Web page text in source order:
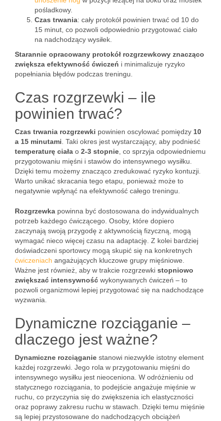
pośladkowy.
Czas trwania: cały protokół powinien trwać od 10 do
15 minut, co pozwoli odpowiednio przygotować ciało
na nadchodzący wysiłek.
Starannie opracowany protokół rozgrzewkowy znacząco
zwiększa efektywność ćwiczeń i minimalizuje ryzyko
popełniania błędów podczas treningu.
Czas rozgrzewki – ile
powinien trwać?
Czas trwania rozgrzewki powinien oscylować pomiędzy 10
a 15 minutami . Taki okres jest wystarczający, aby podnieść
temperaturę ciała o 2-3 stopnie , co sprzyja odpowiedniemu
przygotowaniu mięśni i stawów do intensywnego wysiłku.
Dzięki temu możemy znacząco zredukować ryzyko kontuzji.
Warto unikać skracania tego etapu, ponieważ może to
negatywnie wpłynąć na efektywność całego treningu.
Rozgrzewka powinna być dostosowana do indywidualnych
potrzeb każdego ćwiczącego. Osoby, które dopiero
zaczynają swoją przygodę z aktywnością fizyczną, mogą
wymagać nieco więcej czasu na adaptację. Z kolei bardziej
doświadczeni sportowcy mogą skupić się na konkretnych
ćwiczeniach angażujących kluczowe grupy mięśniowe.
Ważne jest również, aby w trakcie rozgrzewki stopniowo
zwiększać intensywność wykonywanych ćwiczeń – to
pozwoli organizmowi lepiej przygotować się na nadchodzące
wyzwania.
Dynamiczne rozciąganie –
dlaczego jest ważne?
Dynamiczne rozciąganie stanowi niezwykle istotny element
każdej rozgrzewki. Jego rola w przygotowaniu mięśni do
intensywnego wysiłku jest nieoceniona. W odróżnieniu od
statycznego rozciągania, to podejście angażuje mięśnie w
ruchu, co przyczynia się do zwiększenia ich elastyczności
oraz poprawy zakresu ruchu w stawach. Dzięki temu mięśnie
są lepiej przystosowane do nadchodzących obciążeń